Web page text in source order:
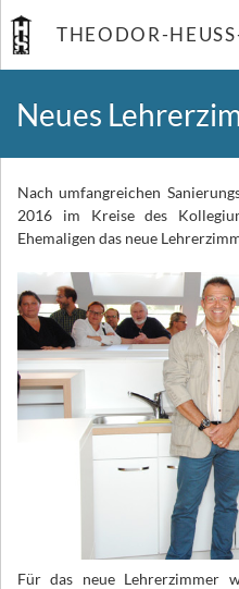
THEODOR-
Neues
Nach umfangreichen
2016 im Kreise des
Ehemaligen das neue
Für das neue Lehrerzimmer